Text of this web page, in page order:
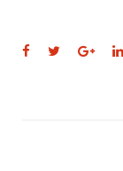
Facebook
Twitter